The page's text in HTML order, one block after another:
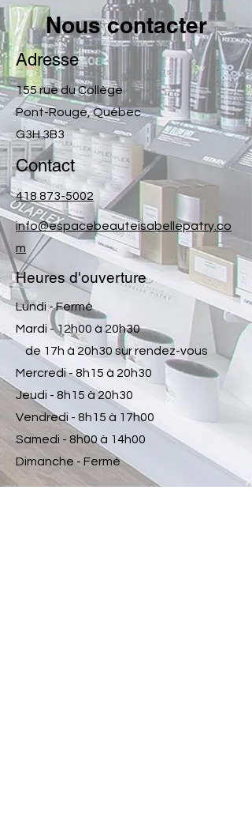
Nous contacter
Adresse
155 rue du Collège
Pont-Rouge, Québec
G3H 3B3
Contact
418 873-5002
info@espacebeauteisabellepatry.co
m
Heures d'ouverture
Lundi - Fermé
Mardi - 12h00 à 20h30
de 17h à 20h30 sur rendez-vous
Mercredi - 8h15 à 20h30
Jeudi - 8h15 à 20h30
Vendredi - 8h15 à 17h00
Samedi - 8h00 à 14h00
Dimanche - Fermé